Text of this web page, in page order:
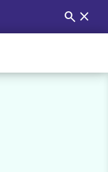
Buscar:
search close